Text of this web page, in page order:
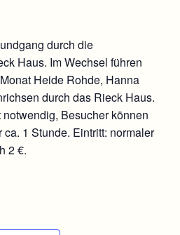
durch die
Haus. Im Wechsel führen
Heide Rohde, Hanna
durch das Rieck Haus.
Besucher können
1 Stunde. Eintritt: normaler
2 €.